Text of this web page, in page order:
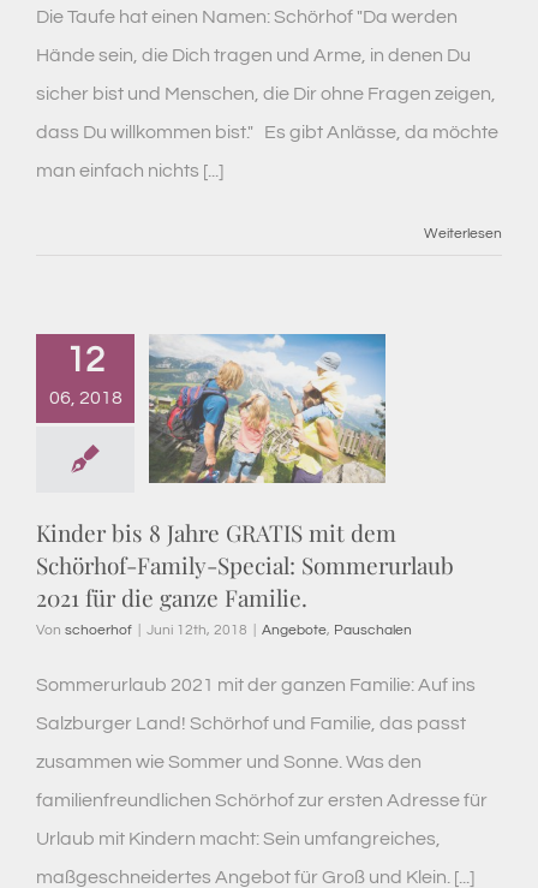
Die Taufe hat einen Namen: Schörhof "Da werden
Hände sein, die Dich tragen und Arme, in denen Du
sicher bist und Menschen, die Dir ohne Fragen zeigen,
dass Du willkommen bist." Es gibt Anlässe, da möchte
man einfach nichts [...]
Weiterlesen
12
06, 2018
Kinder bis 8 Jahre GRATIS mit dem
Schörhof-Family-Special: Sommerurlaub
2021 für die ganze Familie.
Von schoerhof Juni 12th, 2018 Angebote, Pauschalen
Sommerurlaub 2021 mit der ganzen Familie: Auf ins
Salzburger Land! Schörhof und Familie, das passt
zusammen wie Sommer und Sonne. Was den
familienfreundlichen Schörhof zur ersten Adresse für
Urlaub mit Kindern macht: Sein umfangreiches,
maßgeschneidertes Angebot für Groß und Klein. [...]